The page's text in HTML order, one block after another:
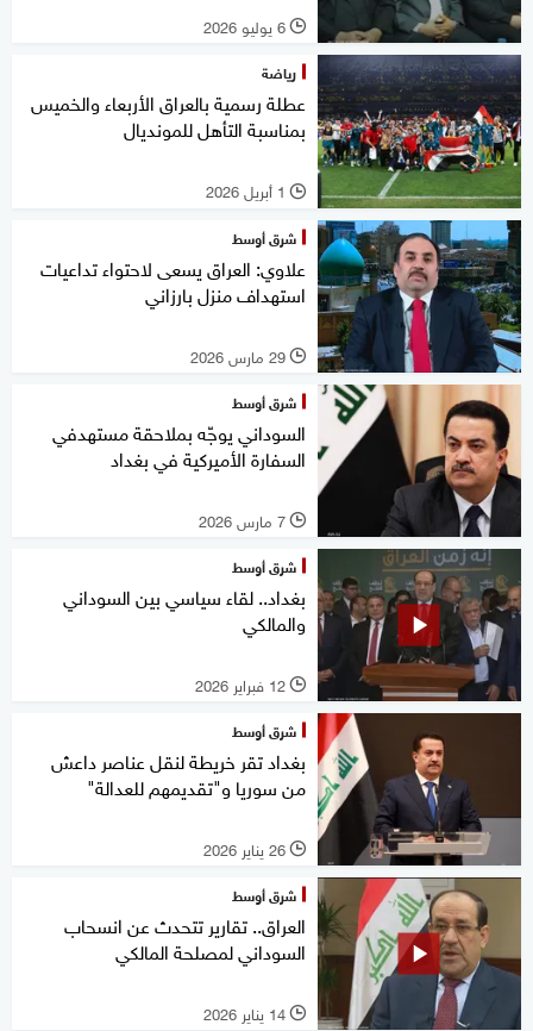
l 6 يوليو 2026
رياضة
عطلة رسمية بالعراق الأربعاء والخميس
بمناسبة التأهل للمونديال
l 1 أبريل 2026
شرق أوسط
علاوي: العراق يسعى لاحتواء تداعيات
استهداف منزل بارزاني
l 29 مارس 2026
شرق أوسط
السوداني يوجّه بملاحقة مستهدفي
السفارة الأميركية في بغداد
l 7 مارس 2026
شرق أوسط
بغداد.. لقاء سياسي بين السوداني
والمالكي
l 12 فبراير 2026
شرق أوسط
بغداد تقر خريطة لنقل عناصر داعش
من سوريا و"تقديمهم للعدالة"
l 26 يناير 2026
شرق أوسط
العراق.. تقارير تتحدث عن انسحاب
السوداني لمصلحة المالكي
l 14 يناير 2026